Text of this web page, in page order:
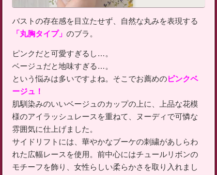
バストの存在感を目立たせず、自然な丸みを表現する
「丸胸タイプ」 のブラ。
ピンクだと可愛すぎるし…。
ベージュだと地味すぎる…。
という悩みは多いですよね。そこでお薦めのピンクベ
ージュ！
肌馴染みのいいベージュのカップの上に、上品な花模
様のアイラッシュレースを重ねて、ヌーディで可憐な
雰囲気に仕上げました。
サイドリフトには、華やかなブーケの刺繍があしらわ
れた広幅レースを使用。前中心にはチュールリボンの
モチーフを飾り、女性らしい柔らかさを取り入れまし